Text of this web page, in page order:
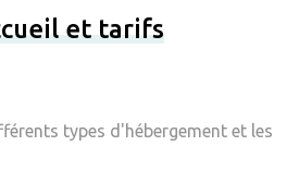
et tarifs
types d'hébergement et les